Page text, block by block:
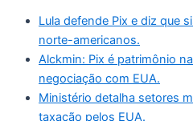
Lula defende Pix e diz que
norte-americanos.
Alckmin: Pix é patrimônio
negociação com EUA.
Ministério detalha setores
taxação pelos EUA.